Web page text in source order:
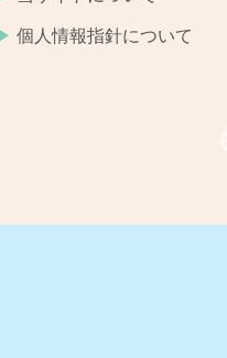
個人情報指針について